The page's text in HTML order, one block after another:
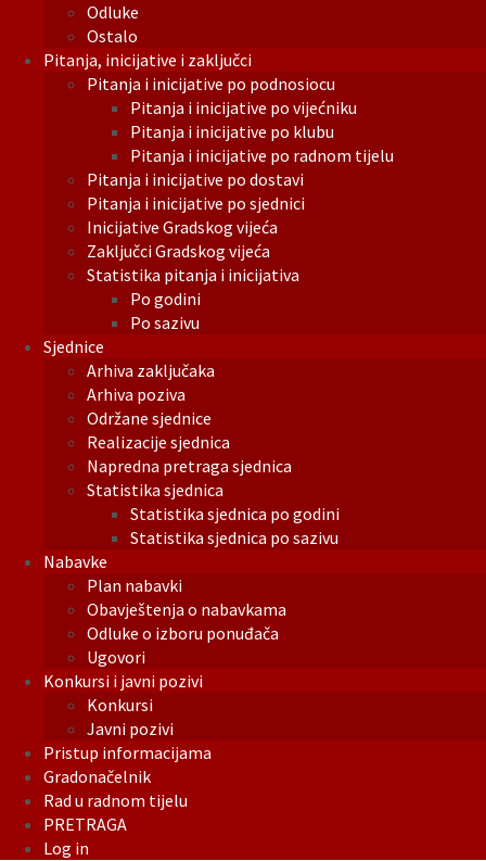
Odluke
Ostalo
Pitanja, inicijative i zaključci
Pitanja i inicijative po podnosiocu
Pitanja i inicijative po vijećniku
Pitanja i inicijative po klubu
Pitanja i inicijative po radnom tijelu
Pitanja i inicijative po dostavi
Pitanja i inicijative po sjednici
Inicijative Gradskog vijeća
Zaključci Gradskog vijeća
Statistika pitanja i inicijativa
Po godini
Po sazivu
Sjednice
Arhiva zaključaka
Arhiva poziva
Održane sjednice
Realizacije sjednica
Napredna pretraga sjednica
Statistika sjednica
Statistika sjednica po godini
Statistika sjednica po sazivu
Nabavke
Plan nabavki
Obavještenja o nabavkama
Odluke o izboru ponuđača
Ugovori
Konkursi i javni pozivi
Konkursi
Javni pozivi
Pristup informacijama
Gradonačelnik
Rad u radnom tijelu
PRETRAGA
Log in